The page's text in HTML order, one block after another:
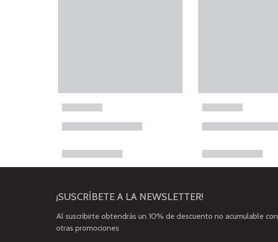
¡SUSCRÍBETE A LA NEWSLETTER!
Al suscribirte obtendrás un 10% de descuento no acumulable con
otras promociones